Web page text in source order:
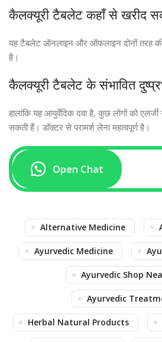
कैलक्यूरी टैबलेट कहाँ से खरीद
यह टैबलेट ऑनलाइन और ऑफलाइन दोनों तरह की
है।
कैलक्यूरी टैबलेट के संभावित
हालांकि यह आयुर्वेदिक दवा है, कुछ लोगों को एलर्जी
सकती हैं। डॉक्टर से परामर्श लेना महत्वपूर्ण है।
Open Chat
Alternative Medicine
Ayurvedic Medicine
Ayurvedic Shop
Ayurvedic
Herbal Natural Products